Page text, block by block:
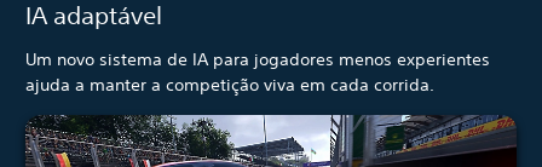
IA adaptável
Um novo sistema de IA para jogadores menos experientes
ajuda a manter a competição viva em cada corrida.